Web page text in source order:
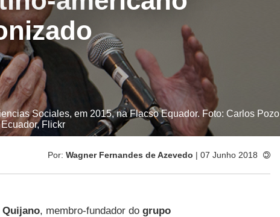
Sociales, em 2015, na Flacso Equador. Foto: Carlos Pozo |
Flickr
Por: Wagner Fernandes de Azevedo | 07 Junho 2018
, membro-fundador do grupo